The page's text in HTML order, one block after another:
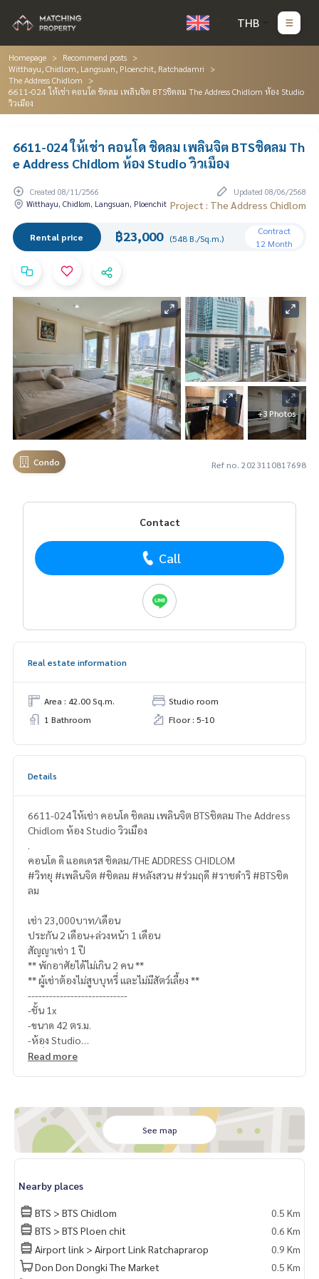
THB
Homepage
Recommend posts
Witthayu, Chidlom, Langsuan, Ploenchit, Ratchadamri
The Address Chidlom
6611-024 ให้เช่า คอนโด ชิดลม เพลินจิต BTSชิดลม The Address Chidlom ห้อง Studio
วิวเมือง
6611-024 ให้เช่า คอนโด ชิดลม เพลินจิต BTSชิดลม Th
e Address Chidlom ห้อง Studio วิวเมือง
Created 08/11/2566
Updated 08/06/2568
Witthayu, Chidlom, Langsuan, Ploenchit Project : The Address Chidlom
Rental price ฿23,000 (548 B./Sq.m.)
Contract
12 Month
+3 Photos
Condo Ref no. 2023110817698
Contact
Call
Real estate information
Area : 42.00 Sq.m.
Studio room
1 Bathroom
Floor : 5-10
Details
6611-024 ให้เช่า คอนโด ชิดลม เพลินจิต BTSชิดลม The Address
Chidlom ห้อง Studio วิวเมือง
.
คอนโด ดิ แอดเดรส ชิดลม/THE ADDRESS CHIDLOM
#วิทยุ #เพลินจิต #ชิดลม #หลังสวน #ร่วมฤดี #ราชดำริ #BTSชิด
ลม
เช่า 23,000บาท/เดือน
ประกัน 2 เดือน+ล่วงหน้า 1 เดือน
สัญญาเช่า 1 ปี
** พักอาศัยได้ไม่เกิน 2 คน **
** ผู้เช่าต้องไม่สูบบุหรี่ และไม่มีสัตว์เลี้ยง **
----------------------------
-ชั้น 1x
-ขนาด 42 ตร.ม.
-ห้อง Studio
-เครื่องใช้ไฟฟ้าและเฟอร์นิเจอร์
(Eng) K.Belle
098-654-1299
Line official : @matchingproperty (มี @ ข้างหน้า)
Line Add Click :
https://lin.ee/C4eqRVC
.
นท์ โรงแรม รีสอร์ท กับทีมงานอสังหาฯมืออาชีพ ที่ทำงานกันเป็นร
ะบบเครือข่าย และใช้เทคโนโลยีล่าสุดในการทำการตลาดเพื่อหาลู
กค้าได้อย่างรวดเร็ว
Read more
See map
Nearby places
BTS > BTS Chidlom
0.5 Km
BTS > BTS Ploen chit
0.6 Km
Airport link > Airport Link Ratchaprarop
0.9 Km
Don Don Dongki The Market
0.5 Km